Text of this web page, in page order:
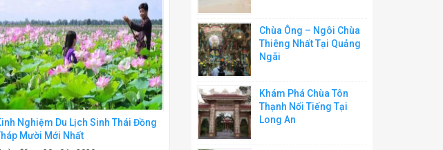
Nghiệm Du Lịch Sinh Thái Đồng
Mười Mới Nhất
Chùa Ông – Ngôi Chùa
Thiêng Nhất Tại Quảng
Ngãi
Khám Phá Chùa Tôn
Thạnh Nổi Tiếng Tại
Long An